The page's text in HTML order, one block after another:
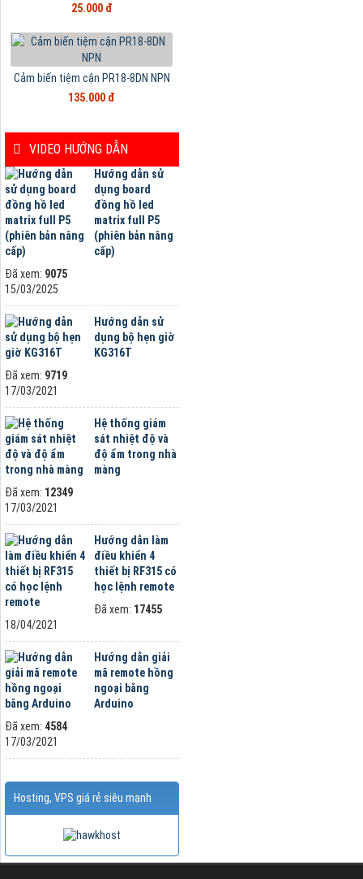
25.000 đ
Cảm biến tiệm cận PR18-8DN NPN
135.000 đ
VIDEO HƯỚNG DẪN
Hướng dẫn sử
dụng board
đồng hồ led
matrix full P5
(phiên bản nâng
cấp)
Đã xem: 9075
15/03/2025
Hướng dẫn sử
dụng bộ hẹn giờ
KG316T
Đã xem: 9719
17/03/2021
Hệ thống giám
sát nhiệt độ và
độ ẩm trong nhà
màng
Đã xem: 12349
17/03/2021
Hướng dẫn làm
điều khiển 4
thiết bị RF315 có
học lệnh remote
Đã xem: 17455
18/04/2021
Hướng dẫn giải
mã remote hồng
ngoại bằng
Arduino
Đã xem: 4584
17/03/2021
Hosting, VPS giá rẻ siêu mạnh